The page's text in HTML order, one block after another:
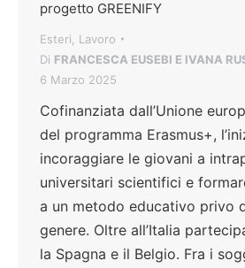
progetto GREENIFY
Esteri
Lavoro
Di FRANCESCA EUSEBI E IVANA
6 Marzo 2025
Cofinanziata dall’Unione
del programma Erasmus+,
incoraggiare le giovani a
universitari scientifici e
a un metodo educativo privo
genere. Oltre all’Italia
la Spagna e il Belgio. Fra i